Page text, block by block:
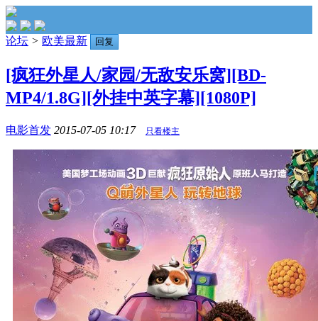
论坛 > 欧美最新 回复
[疯狂外星人/家园/无敌安乐窝][BD-
MP4/1.8G][外挂中英字幕][1080P]
电影首发 2015-07-05 10:17 只看楼主